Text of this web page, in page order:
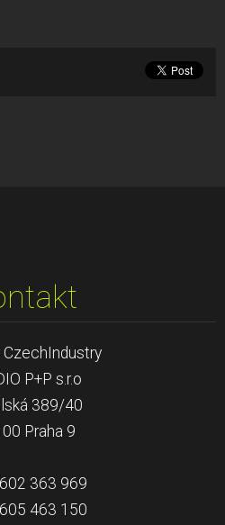
CzechIndustry
P+P s.r.o
389/40
Praha 9
363 969
463 150